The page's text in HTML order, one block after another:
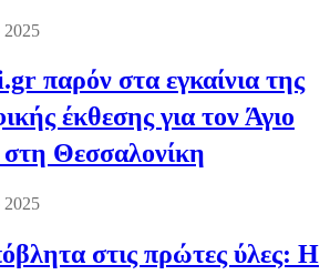
2025
παρόν στα εγκαίνια της
έκθεσης για τον Άγιο
Θεσσαλονίκη
2025
στις πρώτες ύλες: Η